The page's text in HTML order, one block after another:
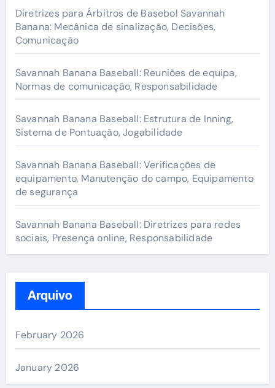
f
o
r
Diretrizes para Árbitros de Basebol Savannah
Banana: Mecânica de sinalização, Decisões,
Comunicação
Savannah Banana Baseball: Reuniões de equipa,
Normas de comunicação, Responsabilidade
Savannah Banana Baseball: Estrutura de Inning,
Sistema de Pontuação, Jogabilidade
Savannah Banana Baseball: Verificações de
equipamento, Manutenção do campo, Equipamento
de segurança
Savannah Banana Baseball: Diretrizes para redes
sociais, Presença online, Responsabilidade
Arquivo
February 2026
January 2026